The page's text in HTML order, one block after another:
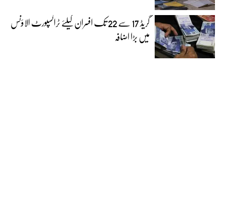
گریڈ 17 سے 22 تک افسران کیلئے ٹرانسپورٹ الاؤنس
میں بڑا اضافہ